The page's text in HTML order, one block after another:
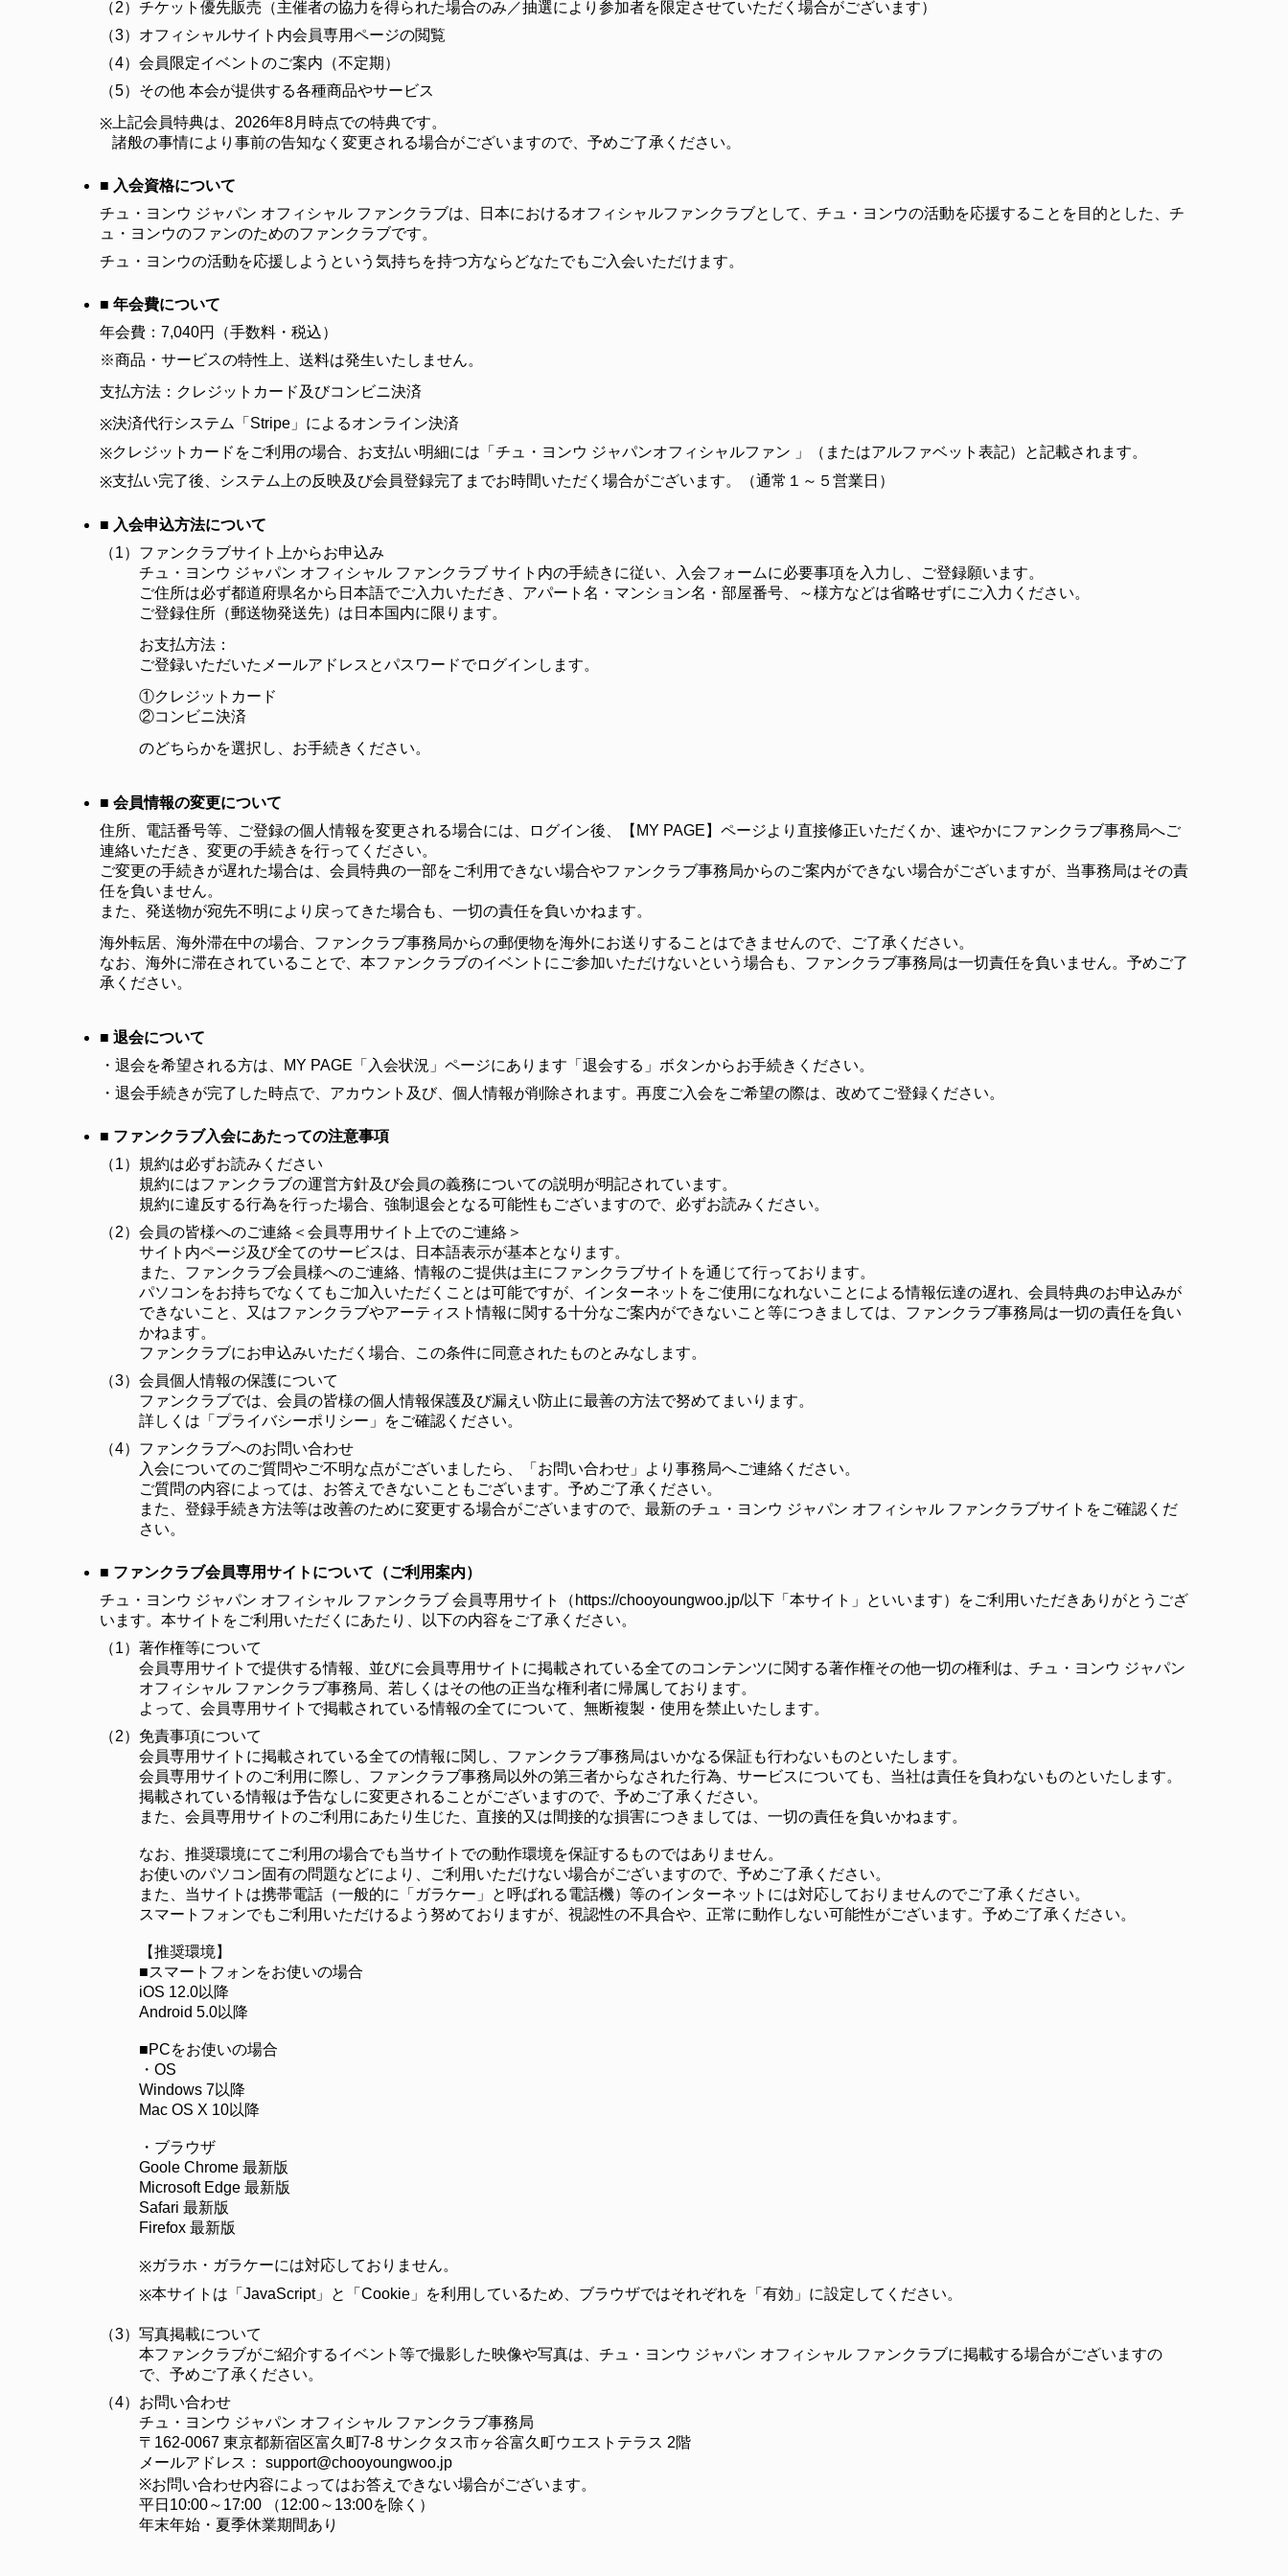
（2） チケット優先販売（主催者の協力を得られた場合のみ／抽選により参加者を限定させていただく場合がございます）
（3） オフィシャルサイト内会員専用ページの閲覧
（4） 会員限定イベントのご案内（不定期）
（5） その他 本会が提供する各種商品やサービス
※ 上記会員特典は、2026年8月時点での特典です。
諸般の事情により事前の告知なく変更される場合がございますので、予めご了承ください。
■ 入会資格について
チュ・ヨンウ ジャパン オフィシャル ファンクラブは、日本におけるオフィシャルファンクラブとして、チュ・ヨンウの活動を応援することを目的とした、チ
ュ・ヨンウのファンのためのファンクラブです。
チュ・ヨンウの活動を応援しようという気持ちを持つ方ならどなたでもご入会いただけます。
■ 年会費について
年会費：7,040円（手数料・税込）
※商品・サービスの特性上、送料は発生いたしません。
支払方法：クレジットカード及びコンビニ決済
※決済代行システム「Stripe」によるオンライン決済
※クレジットカードをご利用の場合、お支払い明細には「チュ・ヨンウ ジャパンオフィシャルファン 」（またはアルファベット表記）と記載されます。
※支払い完了後、システム上の反映及び会員登録完了までお時間いただく場合がございます。（通常１～５営業日）
■ 入会申込方法について
（1） ファンクラブサイト上からお申込み
チュ・ヨンウ ジャパン オフィシャル ファンクラブ サイト内の手続きに従い、入会フォームに必要事項を入力し、ご登録願います。
ご住所は必ず都道府県名から日本語でご入力いただき、アパート名・マンション名・部屋番号、～様方などは省略せずにご入力ください。
ご登録住所（郵送物発送先）は日本国内に限ります。
お支払方法：
ご登録いただいたメールアドレスとパスワードでログインします。
①クレジットカード
②コンビニ決済
のどちらかを選択し、お手続きください。
■ 会員情報の変更について
住所、電話番号等、ご登録の個人情報を変更される場合には、ログイン後、【MY PAGE】ページより直接修正いただくか、速やかにファンクラブ事務局へご
連絡いただき、変更の手続きを行ってください。
ご変更の手続きが遅れた場合は、会員特典の一部をご利用できない場合やファンクラブ事務局からのご案内ができない場合がございますが、当事務局はその責
任を負いません。
また、発送物が宛先不明により戻ってきた場合も、一切の責任を負いかねます。
海外転居、海外滞在中の場合、ファンクラブ事務局からの郵便物を海外にお送りすることはできませんので、ご了承ください。
なお、海外に滞在されていることで、本ファンクラブのイベントにご参加いただけないという場合も、ファンクラブ事務局は一切責任を負いません。予めご了
承ください。
■ 退会について
・ 退会を希望される方は、MY PAGE「入会状況」ページにあります「退会する」ボタンからお手続きください。
・ 退会手続きが完了した時点で、アカウント及び、個人情報が削除されます。再度ご入会をご希望の際は、改めてご登録ください。
■ ファンクラブ入会にあたっての注意事項
（1） 規約は必ずお読みください
規約にはファンクラブの運営方針及び会員の義務についての説明が明記されています。
規約に違反する行為を行った場合、強制退会となる可能性もございますので、必ずお読みください。
（2） 会員の皆様へのご連絡＜会員専用サイト上でのご連絡＞
サイト内ページ及び全てのサービスは、日本語表示が基本となります。
また、ファンクラブ会員様へのご連絡、情報のご提供は主にファンクラブサイトを通じて行っております。
パソコンをお持ちでなくてもご加入いただくことは可能ですが、インターネットをご使用になれないことによる情報伝達の遅れ、会員特典のお申込みが
できないこと、又はファンクラブやアーティスト情報に関する十分なご案内ができないこと等につきましては、ファンクラブ事務局は一切の責任を負い
かねます。
ファンクラブにお申込みいただく場合、この条件に同意されたものとみなします。
（3） 会員個人情報の保護について
ファンクラブでは、会員の皆様の個人情報保護及び漏えい防止に最善の方法で努めてまいります。
詳しくは「プライバシーポリシー」をご確認ください。
（4） ファンクラブへのお問い合わせ
入会についてのご質問やご不明な点がございましたら、「お問い合わせ」より事務局へご連絡ください。
ご質問の内容によっては、お答えできないこともございます。予めご了承ください。
また、登録手続き方法等は改善のために変更する場合がございますので、最新のチュ・ヨンウ ジャパン オフィシャル ファンクラブサイトをご確認くだ
さい。
■ ファンクラブ会員専用サイトについて（ご利用案内）
チュ・ヨンウ ジャパン オフィシャル ファンクラブ 会員専用サイト（https://chooyoungwoo.jp/以下「本サイト」といいます）をご利用いただきありがとうござ
います。本サイトをご利用いただくにあたり、以下の内容をご了承ください。
（1） 著作権等について
会員専用サイトで提供する情報、並びに会員専用サイトに掲載されている全てのコンテンツに関する著作権その他一切の権利は、チュ・ヨンウ ジャパン
オフィシャル ファンクラブ事務局、若しくはその他の正当な権利者に帰属しております。
よって、会員専用サイトで掲載されている情報の全てについて、無断複製・使用を禁止いたします。
（2） 免責事項について
会員専用サイトに掲載されている全ての情報に関し、ファンクラブ事務局はいかなる保証も行わないものといたします。
会員専用サイトのご利用に際し、ファンクラブ事務局以外の第三者からなされた行為、サービスについても、当社は責任を負わないものといたします。
掲載されている情報は予告なしに変更されることがございますので、予めご了承ください。
また、会員専用サイトのご利用にあたり生じた、直接的又は間接的な損害につきましては、一切の責任を負いかねます。
なお、推奨環境にてご利用の場合でも当サイトでの動作環境を保証するものではありません。
お使いのパソコン固有の問題などにより、ご利用いただけない場合がございますので、予めご了承ください。
また、当サイトは携帯電話（一般的に「ガラケー」と呼ばれる電話機）等のインターネットには対応しておりませんのでご了承ください。
スマートフォンでもご利用いただけるよう努めておりますが、視認性の不具合や、正常に動作しない可能性がございます。予めご了承ください。
【推奨環境】
■スマートフォンをお使いの場合
iOS 12.0以降
Android 5.0以降
■PCをお使いの場合
・OS
Windows 7以降
Mac OS X 10以降
・ブラウザ
Goole Chrome 最新版
Microsoft Edge 最新版
Safari 最新版
Firefox 最新版
※ガラホ・ガラケーには対応しておりません。
※本サイトは「JavaScript」と「Cookie」を利用しているため、ブラウザではそれぞれを「有効」に設定してください。
（3） 写真掲載について
本ファンクラブがご紹介するイベント等で撮影した映像や写真は、チュ・ヨンウ ジャパン オフィシャル ファンクラブに掲載する場合がございますの
で、予めご了承ください。
（4） お問い合わせ
チュ・ヨンウ ジャパン オフィシャル ファンクラブ事務局
〒162-0067 東京都新宿区富久町7-8 サンクタス市ヶ谷富久町ウエストテラス 2階
メールアドレス： support@chooyoungwoo.jp
※お問い合わせ内容によってはお答えできない場合がございます。
平日10:00～17:00 （12:00～13:00を除く）
年末年始・夏季休業期間あり